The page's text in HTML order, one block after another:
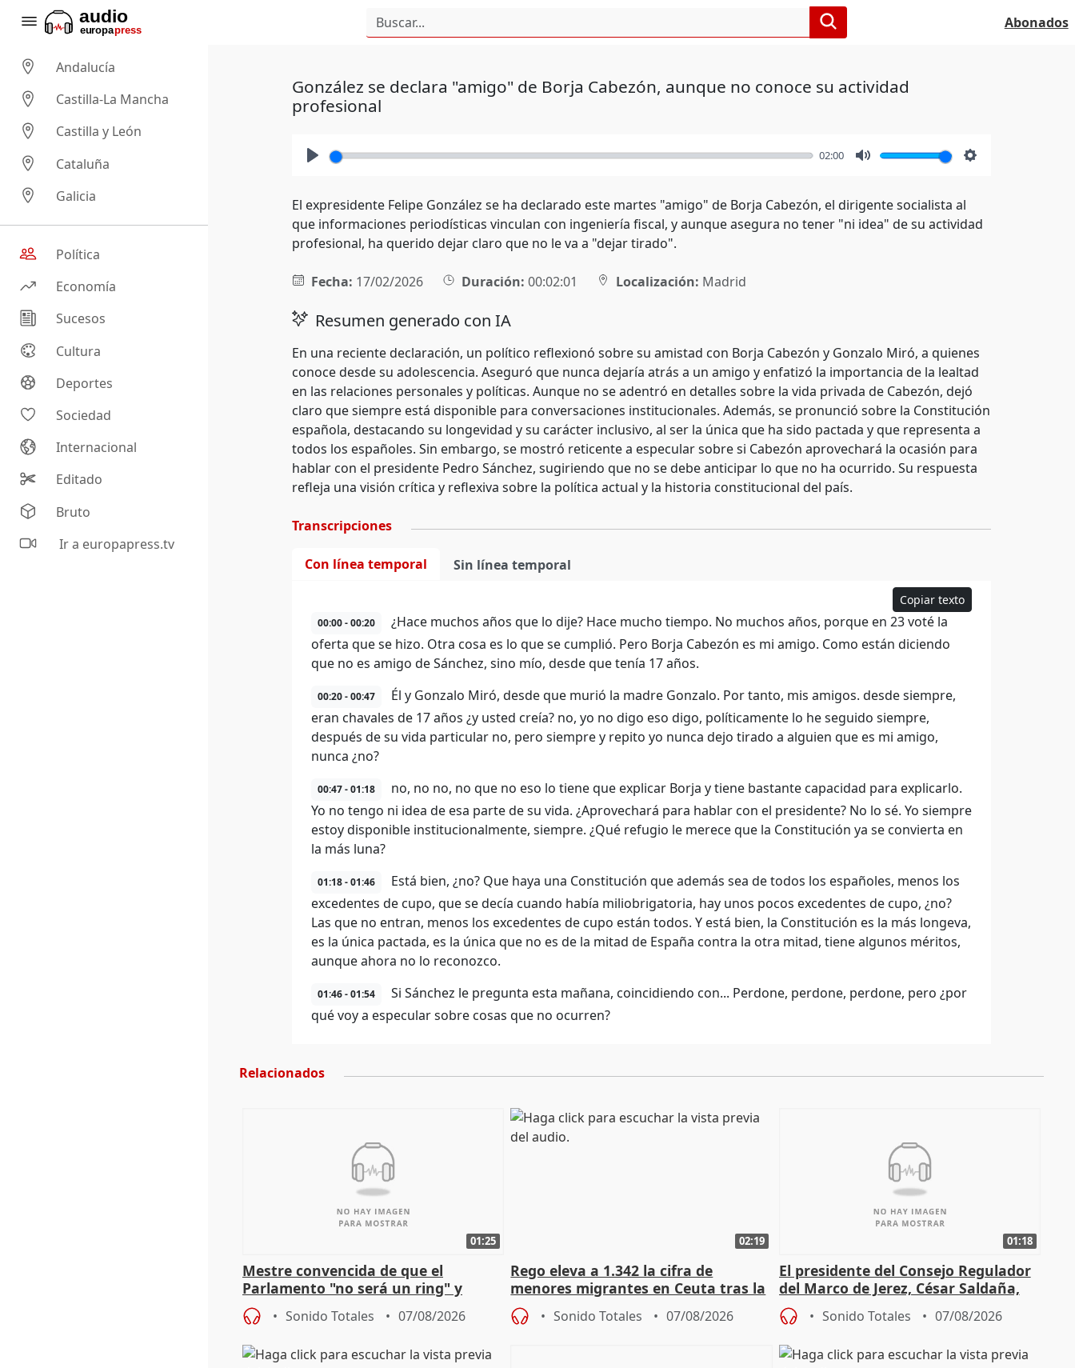
Abonados
Andalucía
Castilla-La Mancha
Castilla y León
Cataluña
Galicia
Política
Economía
Sucesos
Cultura
Deportes
Sociedad
Internacional
Editado
Bruto
Ir a europapress.tv
González se declara "amigo" de Borja Cabezón, aunque no conoce su actividad
profesional
02:00
El expresidente Felipe González se ha declarado este martes "amigo" de Borja Cabezón, el dirigente socialista al
que informaciones periodísticas vinculan con ingeniería fiscal, y aunque asegura no tener "ni idea" de su actividad
profesional, ha querido dejar claro que no le va a "dejar tirado".
Fecha: 17/02/2026 Duración: 00:02:01 Localización: Madrid
Resumen generado con IA
En una reciente declaración, un político reflexionó sobre su amistad con Borja Cabezón y Gonzalo Miró, a quienes
conoce desde su adolescencia. Aseguró que nunca dejaría atrás a un amigo y enfatizó la importancia de la lealtad
en las relaciones personales y políticas. Aunque no se adentró en detalles sobre la vida privada de Cabezón, dejó
claro que siempre está disponible para conversaciones institucionales. Además, se pronunció sobre la Constitución
española, destacando su longevidad y su carácter inclusivo, al ser la única que ha sido pactada y que representa a
todos los españoles. Sin embargo, se mostró reticente a especular sobre si Cabezón aprovechará la ocasión para
hablar con el presidente Pedro Sánchez, sugiriendo que no se debe anticipar lo que no ha ocurrido. Su respuesta
refleja una visión crítica y reflexiva sobre la política actual y la historia constitucional del país.
Transcripciones
Con línea temporal Sin línea temporal
Copiar texto
00:00 - 00:20
¿Hace muchos años que lo dije? Hace mucho tiempo. No muchos años, porque en 23 voté la
oferta que se hizo. Otra cosa es lo que se cumplió. Pero Borja Cabezón es mi amigo. Como están diciendo
que no es amigo de Sánchez, sino mío, desde que tenía 17 años.
00:20 - 00:47
Él y Gonzalo Miró, desde que murió la madre Gonzalo. Por tanto, mis amigos. desde siempre,
eran chavales de 17 años ¿y usted creía? no, yo no digo eso digo, políticamente lo he seguido siempre,
después de su vida particular no, pero siempre y repito yo nunca dejo tirado a alguien que es mi amigo,
nunca ¿no?
00:47 - 01:18
no, no no, no que no eso lo tiene que explicar Borja y tiene bastante capacidad para explicarlo.
Yo no tengo ni idea de esa parte de su vida. ¿Aprovechará para hablar con el presidente? No lo sé. Yo siempre
estoy disponible institucionalmente, siempre. ¿Qué refugio le merece que la Constitución ya se convierta en
la más luna?
01:18 - 01:46
Está bien, ¿no? Que haya una Constitución que además sea de todos los españoles, menos los
excedentes de cupo, que se decía cuando había miliobrigatoria, hay unos pocos excedentes de cupo, ¿no?
Las que no entran, menos los excedentes de cupo están todos. Y está bien, la Constitución es la más longeva,
es la única pactada, es la única que no es de la mitad de España contra la otra mitad, tiene algunos méritos,
aunque ahora no lo reconozco.
01:46 - 01:54
Si Sánchez le pregunta esta mañana, coincidiendo con... Perdone, perdone, perdone, pero ¿por
qué voy a especular sobre cosas que no ocurren?
Relacionados
01:25
Mestre convencida de que el
Parlamento "no será un ring" y
defiende "estabilidad" del pacto con
Vox
Sonido Totales 07/08/2026
02:19
Rego eleva a 1.342 la cifra de
menores migrantes en Ceuta tras la
entrada masiva
Sonido Totales 07/08/2026
01:18
El presidente del Consejo Regulador
del Marco de Jerez, César Saldaña,
sobre exportaciones
Sonido Totales 07/08/2026